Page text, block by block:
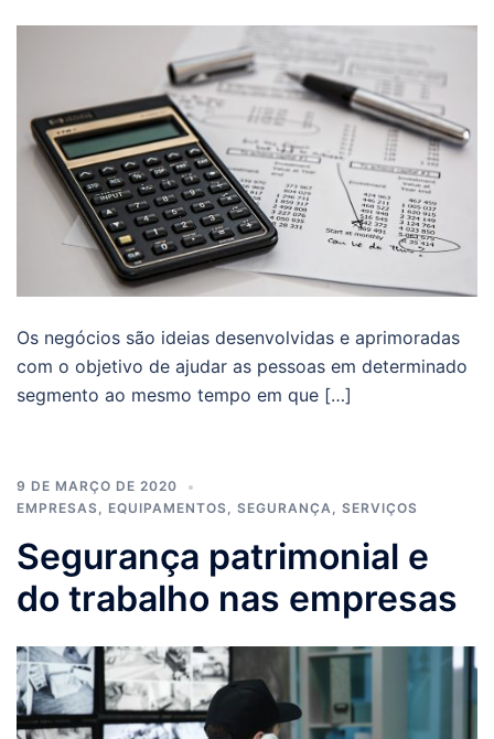
Os negócios são ideias desenvolvidas e aprimoradas
com o objetivo de ajudar as pessoas em determinado
segmento ao mesmo tempo em que […]
9 DE MARÇO DE 2020
EMPRESAS, EQUIPAMENTOS, SEGURANÇA, SERVIÇOS
Segurança patrimonial e
do trabalho nas empresas